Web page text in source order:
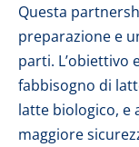
Questa
preparazione e
parti. L’obiettivo
fabbisogno di
latte biologico, e
maggiore